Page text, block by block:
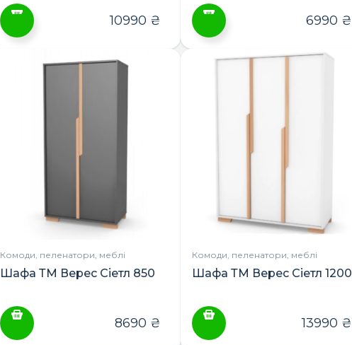
10990 ₴
товар
варіантів.
товару
6990 ₴
Комоди, пеленатори, меблі
Шафа ТМ Верес Сіетл 850
8690 ₴
Комоди, пеленатори, меблі
Шафа ТМ Верес Сіетл 1200
13990 ₴